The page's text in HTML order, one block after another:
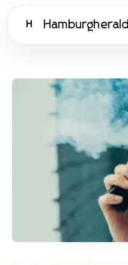
H Hamburgherald